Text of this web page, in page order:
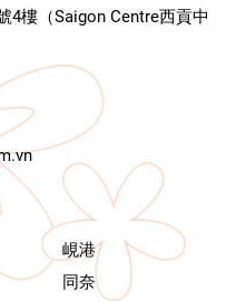
4樓（Saigon Centre西貢中
峴港
同奈